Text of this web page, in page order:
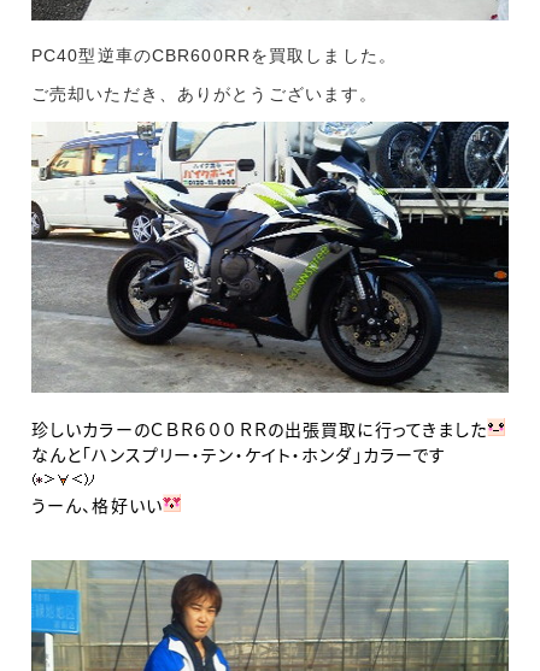
PC40型逆車のCBR600RRを買取しました。
ご売却いただき、ありがとうございます。
珍しいカラーのＣＢＲ６００ＲＲの出張買取に行ってきました
なんと「ハンスプリー・テン・ケイト・ホンダ」カラーです
うーん、格好いい